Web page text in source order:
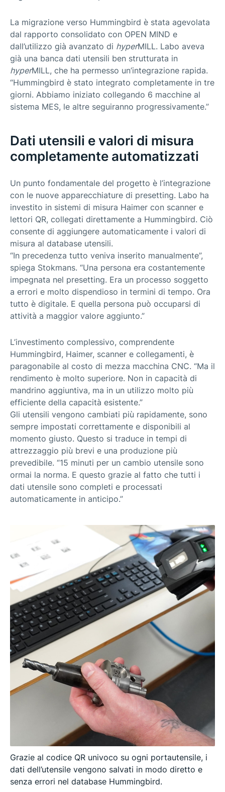
La migrazione verso Hummingbird è stata agevolata
dal rapporto consolidato con OPEN MIND e
dall’utilizzo già avanzato di hyperMILL. Labo aveva
già una banca dati utensili ben strutturata in
hyperMILL, che ha permesso un’integrazione rapida.
“Hummingbird è stato integrato completamente in tre
giorni. Abbiamo iniziato collegando 6 macchine al
sistema MES, le altre seguiranno progressivamente.”
Dati utensili e valori di misura
completamente automatizzati
Un punto fondamentale del progetto è l’integrazione
con le nuove apparecchiature di presetting. Labo ha
investito in sistemi di misura Haimer con scanner e
lettori QR, collegati direttamente a Hummingbird. Ciò
consente di aggiungere automaticamente i valori di
misura al database utensili.
“In precedenza tutto veniva inserito manualmente”,
spiega Stokmans. “Una persona era costantemente
impegnata nel presetting. Era un processo soggetto
a errori e molto dispendioso in termini di tempo. Ora
tutto è digitale. E quella persona può occuparsi di
attività a maggior valore aggiunto.”
L’investimento complessivo, comprendente
Hummingbird, Haimer, scanner e collegamenti, è
paragonabile al costo di mezza macchina CNC. “Ma il
rendimento è molto superiore. Non in capacità di
mandrino aggiuntiva, ma in un utilizzo molto più
efficiente della capacità esistente.”
Gli utensili vengono cambiati più rapidamente, sono
sempre impostati correttamente e disponibili al
momento giusto. Questo si traduce in tempi di
attrezzaggio più brevi e una produzione più
prevedibile. “15 minuti per un cambio utensile sono
ormai la norma. E questo grazie al fatto che tutti i
dati utensile sono completi e processati
automaticamente in anticipo.”
Grazie al codice QR univoco su ogni portautensile, i
dati dell’utensile vengono salvati in modo diretto e
senza errori nel database Hummingbird.